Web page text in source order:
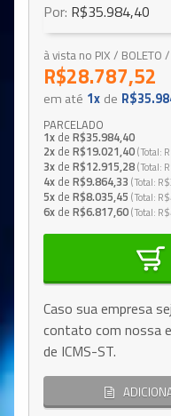
Por: R$35.984,40
à vista no PIX / BOLETO /
R$28.787,52
em até 1x de
PARCELADO
1x de R$35.984,40
2x de R$19.021,40 Total
3x de R$12.915,28 Total
4x de R$9.864,33 Total
5x de R$8.035,45 Total
6x de R$6.817,60 Total
Caso sua empresa
contato com nossa
de ICMS-ST.